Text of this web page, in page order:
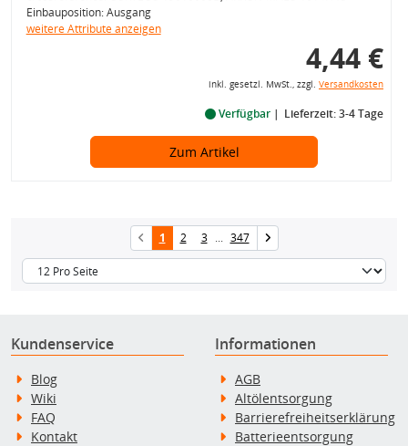
Einbauposition: Ausgang
weitere Attribute anzeigen
4,44 €
inkl. gesetzl. MwSt., zzgl. Versandkosten
Verfügbar Lieferzeit: 3-4 Tage
Zum Artikel
1 2 3 ... 347
Kundenservice
Blog
Wiki
FAQ
Kontakt
Informationen
AGB
Altölentsorgung
Barrierefreiheitserklärung
Batterieentsorgung